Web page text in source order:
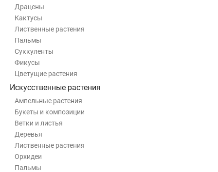
Драцены
Кактусы
Лиственные растения
Пальмы
Суккуленты
Фикусы
Цветущие растения
Искусственные растения
Ампельные растения
Букеты и композиции
Ветки и листья
Деревья
Лиственные растения
Орхидеи
Пальмы